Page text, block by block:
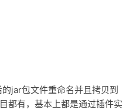
jar包文件重命名并且拷贝到
都有，基本上都是通过插件实